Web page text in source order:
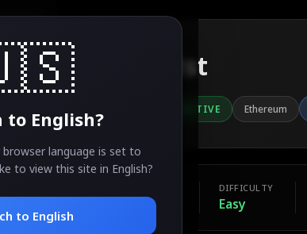
to English?
language is set to
to view this site in English?
to English
1st
ACTIVE Ethereum
DIFFICULTY
Easy